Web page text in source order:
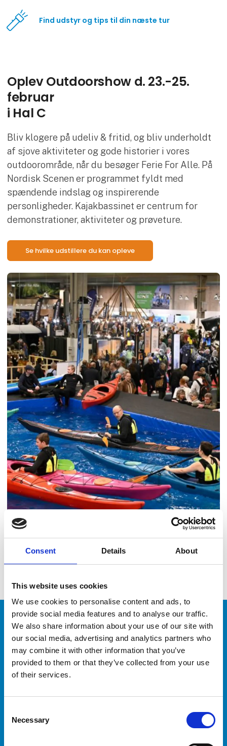
Consent Details About
This website uses cookies
We use cookies to personalise content and ads, to
provide social media features and to analyse our traffic.
We also share information about your use of our site with
our social media, advertising and analytics partners who
may combine it with other information that you’ve
provided to them or that they’ve collected from your use
of their services.
Selection
Necessary
Find udstyr og tips til din næste tur
Oplev Outdoorshow d. 23.-25.
februar
i Hal C
Bliv klogere på udeliv & fritid, og bliv underholdt
af sjove aktiviteter og gode historier i vores
outdoorområde, når du besøger Ferie For Alle. På
Nordisk Scenen er programmet fyldt med
spændende indslag og inspirerende
personligheder. Kajakbassinet er centrum for
demonstrationer, aktiviteter og prøveture.
Se hvilke udstillere du kan opleve
Nordisk scenen
FREDAG
keyboard_arrow_down
keyboard_arrow_down